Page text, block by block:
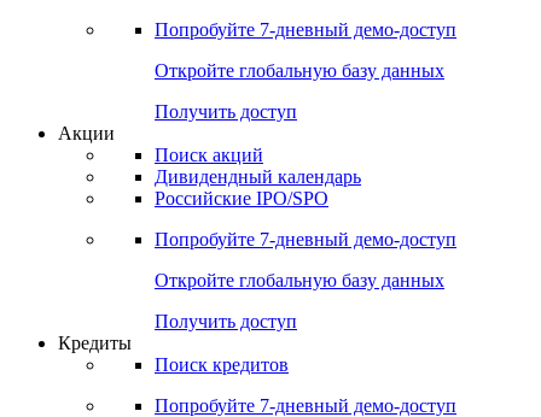
Попробуйте 7-дневный демо-доступ
Откройте глобальную базу данных
Получить доступ
Акции
Поиск акций
Дивидендный календарь
Российские IPO/SPO
Попробуйте 7-дневный демо-доступ
Откройте глобальную базу данных
Получить доступ
Кредиты
Поиск кредитов
Попробуйте 7-дневный демо-доступ